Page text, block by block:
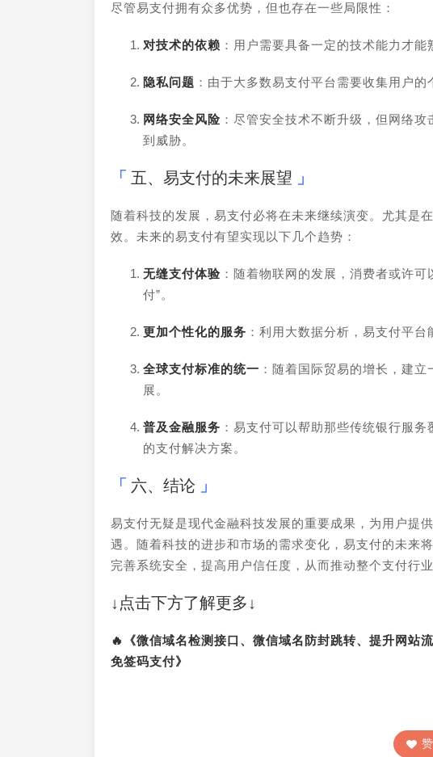
尽管易支付拥有众多优势，但也存在一些局限性：
对技术的依赖 ：用户需要具备一定的技术能力才能
隐私问题 ：由于大多数易支付平台需要收集用户
网络安全风险 ：尽管安全技术不断升级，但网络
到威胁。
五、易支付的未来展望
随着科技的发展，易支付必将在未来继续演变。尤其是
效。未来的易支付有望实现以下几个趋势：
无缝支付体验 ：随着物联网的发展，消费者或许
付”。
更加个性化的服务 ：利用大数据分析，易支付平
全球支付标准的统一 ：随着国际贸易的增长，建
展。
普及金融服务 ：易支付可以帮助那些传统银行服
的支付解决方案。
六、结论
易支付无疑是现代金融科技发展的重要成果，为用户提
遇。随着科技的进步和市场的需求变化，易支付的未来
完善系统安全，提高用户信任度，从而推动整个支付行业
↓点击下方了解更多↓
🔥《微信域名检测接口、微信域名防封跳转、提升网站
免签码支付》